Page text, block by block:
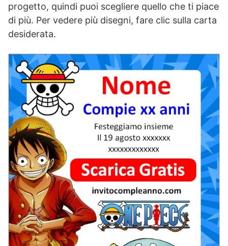
progetto, quindi puoi scegliere quello che ti piace
di più. Per vedere più disegni, fare clic sulla carta
desiderata.